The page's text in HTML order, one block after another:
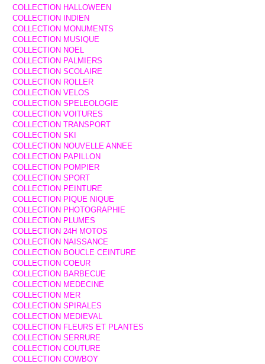
COLLECTION HALLOWEEN
COLLECTION INDIEN
COLLECTION MONUMENTS
COLLECTION MUSIQUE
COLLECTION NOEL
COLLECTION PALMIERS
COLLECTION SCOLAIRE
COLLECTION ROLLER
COLLECTION VELOS
COLLECTION SPELEOLOGIE
COLLECTION VOITURES
COLLECTION TRANSPORT
COLLECTION SKI
COLLECTION NOUVELLE ANNEE
COLLECTION PAPILLON
COLLECTION POMPIER
COLLECTION SPORT
COLLECTION PEINTURE
COLLECTION PIQUE NIQUE
COLLECTION PHOTOGRAPHIE
COLLECTION PLUMES
COLLECTION 24H MOTOS
COLLECTION NAISSANCE
COLLECTION BOUCLE CEINTURE
COLLECTION COEUR
COLLECTION BARBECUE
COLLECTION MEDECINE
COLLECTION MER
COLLECTION SPIRALES
COLLECTION MEDIEVAL
COLLECTION FLEURS ET PLANTES
COLLECTION SERRURE
COLLECTION COUTURE
COLLECTION COWBOY